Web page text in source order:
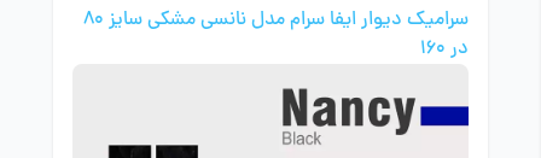
سرامیک دیوار ایفا سرام مدل نانسی مشکی سایز 80
در 160